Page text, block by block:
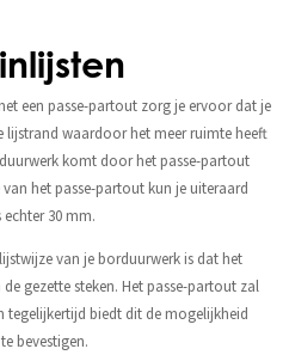
een passe-partout zorg je ervoor dat je
waardoor het meer ruimte heeft
komt door het passe-partout
het passe-partout kun je uiteraard
30 mm.
van je borduurwerk is dat het
gezette steken. Het passe-partout zal
tegelijkertijd biedt dit de mogelijkheid
bevestigen.